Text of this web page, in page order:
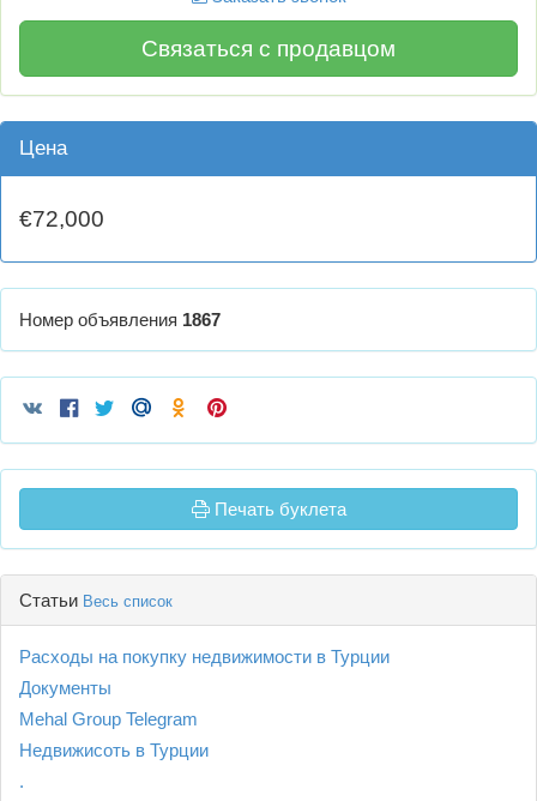
Связаться с продавцом
Цена
€72,000
Номер объявления 1867
Печать буклета
Статьи Весь список
Расходы на покупку недвижимости в Турции
Документы
Mehal Group Telegram
Недвижисоть в Турции
.